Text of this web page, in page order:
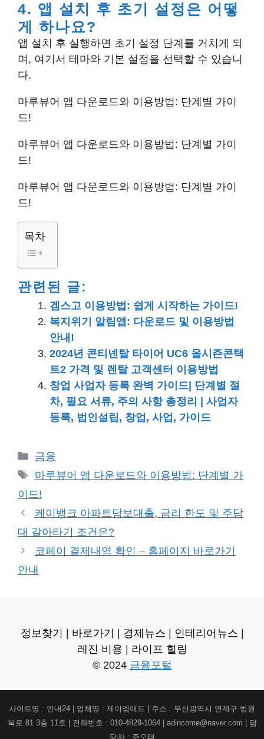
4. 앱 설치 후 초기 설정은 어떻
게 하나요?
앱 설치 후 실행하면 초기 설정 단계를 거치게 되
며, 여기서 테마와 기본 설정을 선택할 수 있습니
다.
마루뷰어 앱 다운로드와 이용방법: 단계별 가이
드!
마루뷰어 앱 다운로드와 이용방법: 단계별 가이
드!
마루뷰어 앱 다운로드와 이용방법: 단계별 가이
드!
목차
관련된 글:
겜스고 이용방법: 쉽게 시작하는 가이드!
복지위기 알림앱: 다운로드 및 이용방법
안내!
2024년 콘티넨탈 타이어 UC6 올시즌콘택
트2 가격 및 렌탈 고객센터 이용방법
창업 사업자 등록 완벽 가이드| 단계별 절
차, 필요 서류, 주의 사항 총정리 | 사업자
등록, 법인설립, 창업, 사업, 가이드
카
테
리
금융
태
그
마루뷰어 앱 다운로드와 이용방법: 단계별 가
이드!
케이뱅크 아파트담보대출, 금리 한도 및 주담
대 갈아타기 조건은?
코페이 결제내역 확인 – 홈페이지 바로가기
안내
정보찾기 바로가기 경제뉴스 인테리어뉴스
레진 비용
라이프 힐링
© 2024 금융포털
사이트명 : 안내24 | 업체명 : 제이엠애드 | 주소 : 부산광역시 연제구 법원
북로 81 3층 11호 | 전화번호 : 010-4829-1064 | adincome@naver.com | 담
당자 : 주오태